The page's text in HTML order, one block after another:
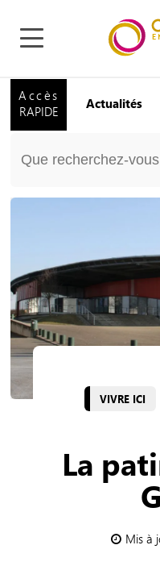
Accès
RAPIDE
Actualités
VIVRE ICI
La
Mis à